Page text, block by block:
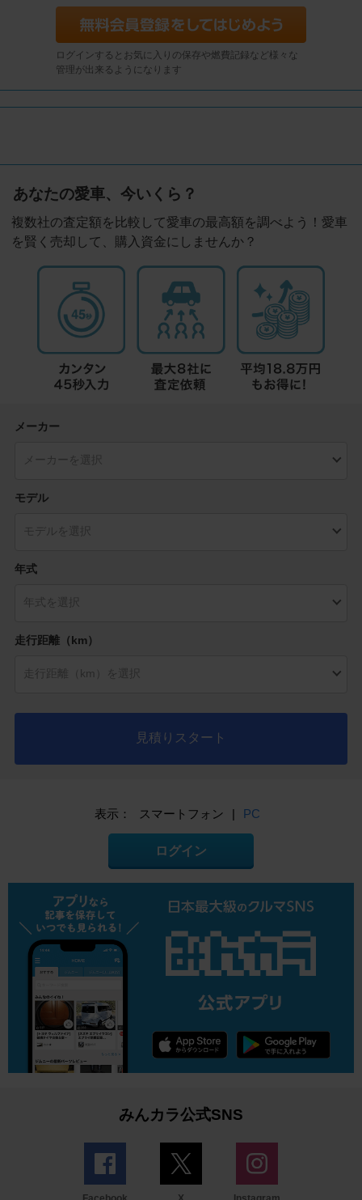
ログインするとお気に入りの保存や燃費記録など様々な
管理が出来るようになります
あなたの愛車、今いくら？
複数社の査定額を比較して愛車の最高額を調べよう！愛車
を賢く売却して、購入資金にしませんか？
メーカー
モデル
年式
走行距離（km）
見積りスタート
表示： スマートフォン | PC
ログイン
みんカラ公式SNS